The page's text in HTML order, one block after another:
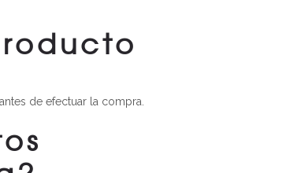
de efectuar la compra.